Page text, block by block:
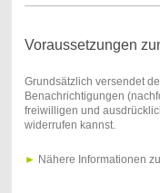
Voraussetzungen
Grundsätzlich versendet
Benachrichtigungen
freiwilligen und
widerrufen kannst.
► Nähere Informationen zu